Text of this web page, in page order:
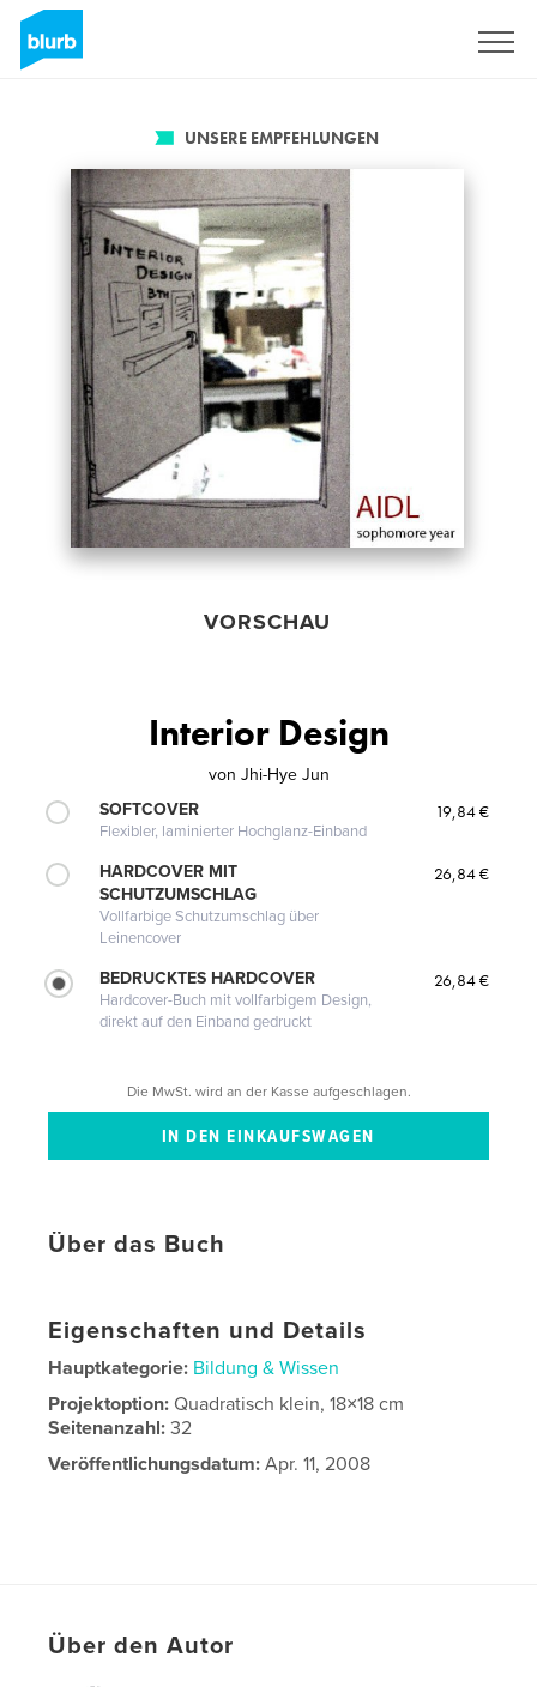
UNSERE EMPFEHLUNGEN
VORSCHAU
Interior Design
von Jhi-Hye Jun
SOFTCOVER
Flexibler, laminierter Hochglanz-Einband
19,84 €
HARDCOVER MIT
SCHUTZUMSCHLAG
Vollfarbige Schutzumschlag über
Leinencover
26,84 €
BEDRUCKTES HARDCOVER
Hardcover-Buch mit vollfarbigem Design,
direkt auf den Einband gedruckt
26,84 €
Die MwSt. wird an der Kasse aufgeschlagen.
Über das Buch
Eigenschaften und Details
Hauptkategorie: Bildung & Wissen
Projektoption:Quadratisch klein, 18×18 cm
Seitenanzahl:32
Veröffentlichungsdatum: Apr. 11, 2008
Über den Autor